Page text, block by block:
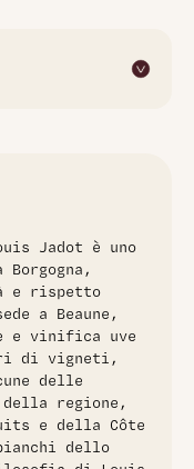
in barrique. Al
speziato. Un vino
di Nuits-Saint-
Louis Jadot.
Jadot è uno
e rispetto
a Beaune,
e vinifica uve
di vigneti,
delle
della regione,
e della Côte
dello